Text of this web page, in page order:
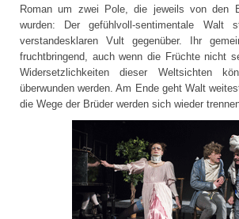
Roman um zwei Pole, die jeweils von den
wurden: Der gefühlvoll-sentimentale Walt
verstandesklaren Vult gegenüber. Ihr
fruchtbringend, auch wenn die Früchte nicht
Widersetzlichkeiten dieser Weltsichten
überwunden werden. Am Ende geht Walt
die Wege der Brüder werden sich wieder